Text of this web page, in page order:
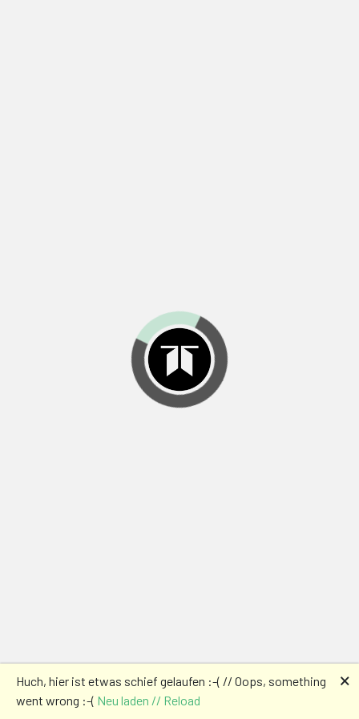
Huch, hier ist etwas schief gelaufen :-( // Oops, something
went wrong :-( Neu laden // Reload
🗙